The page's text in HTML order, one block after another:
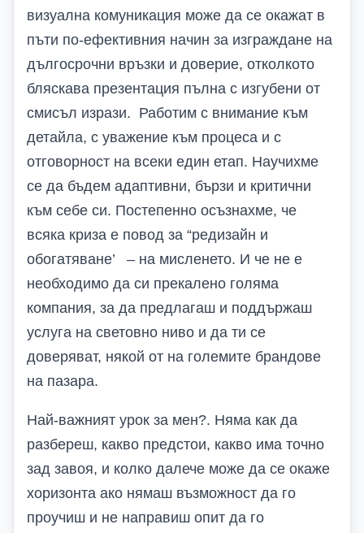
визуална комуникация може да се окажат в
пъти по-ефективния начин за изграждане на
дългосрочни връзки и доверие, отколкото
бляскава презентация пълна с изгубени от
смисъл изрази. Работим с внимание към
детайла, с уважение към процеса и с
отговорност на всеки един етап. Научихме
се да бъдем адаптивни, бързи и критични
към себе си. Постепенно осъзнахме, че
всяка криза е повод за “редизайн и
обогатяване’ – на мисленето. И че не е
необходимо да си прекалено голяма
компания, за да предлагаш и поддържаш
услуга на световно ниво и да ти се
доверяват, някой от на големите брандове
на пазара.
Най-важният урок за мен?. Няма как да
разбереш, какво предстои, какво има точно
зад завоя, и колко далече може да се окаже
хоризонта ако нямаш възможност да го
проучиш и не направиш опит да го